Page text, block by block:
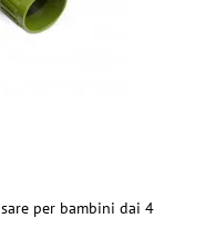
per bambini dai 4